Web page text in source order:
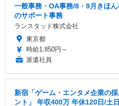
一般事務・OA事務/8・9月きほ
のサポート事務
ランスタッド株式会社
東京都
時給1,850円～
派遣社員
新宿「ゲーム・エンタメ企業の
ント」 年収400万 年休120日/土